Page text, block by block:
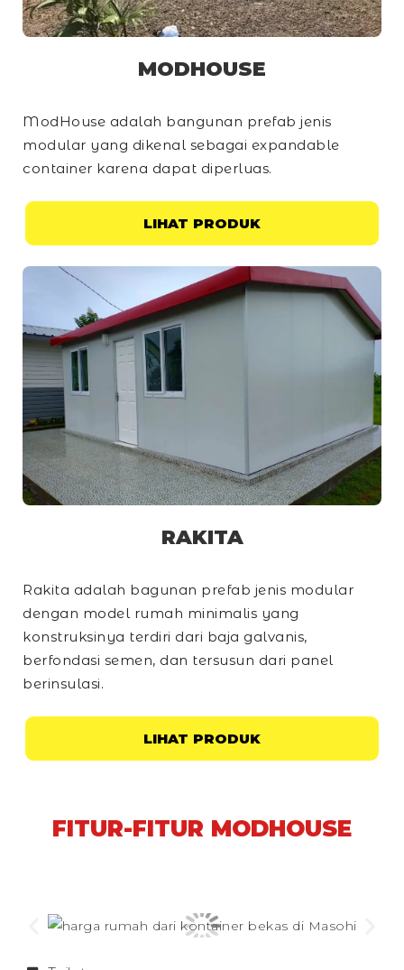
MODHOUSE
ModHouse adalah bangunan prefab jenis
modular yang dikenal sebagai expandable
container karena dapat diperluas.
LIHAT PRODUK
RAKITA
Rakita adalah bagunan prefab jenis modular
dengan model rumah minimalis yang
konstruksinya terdiri dari baja galvanis,
berfondasi semen, dan tersusun dari panel
berinsulasi.
LIHAT PRODUK
FITUR-FITUR MODHOUSE